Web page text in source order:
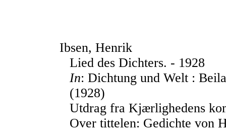
Ibsen, Henrik
Lied des Dichters. - 1928
In: Dichtung und Welt :
(1928)
Utdrag fra Kjærlighedens
Over tittelen: Gedichte von